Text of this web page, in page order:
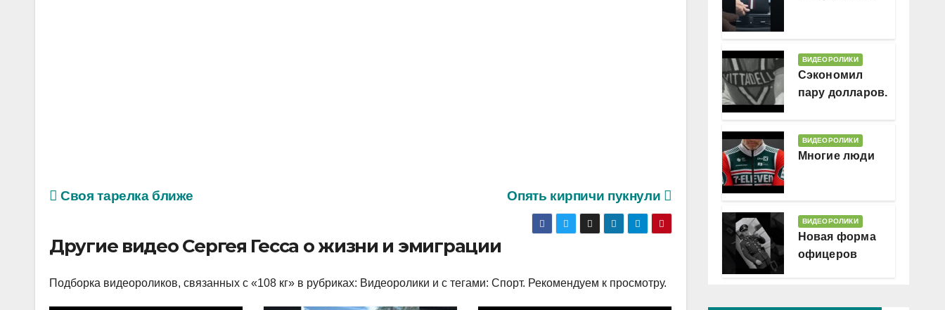
Опять кирпичи пукнули
Своя тарелка ближе
Другие видео Сергея Гесса о жизни и эмиграции
Подборка видеороликов, связанных с «108 кг» в рубриках: Видеоролики и с тегами: Спорт. Рекомендуем к просмотру.
ВИДЕОРОЛИКИ
Сэкономил
пару долларов.
ВИДЕОРОЛИКИ
Многие люди
ВИДЕОРОЛИКИ
Новая форма
офицеров